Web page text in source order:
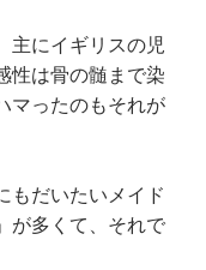
主にイギリスの児
性は骨の髄まで染
マったのもそれが
もだいたいメイド
が多くて、それで